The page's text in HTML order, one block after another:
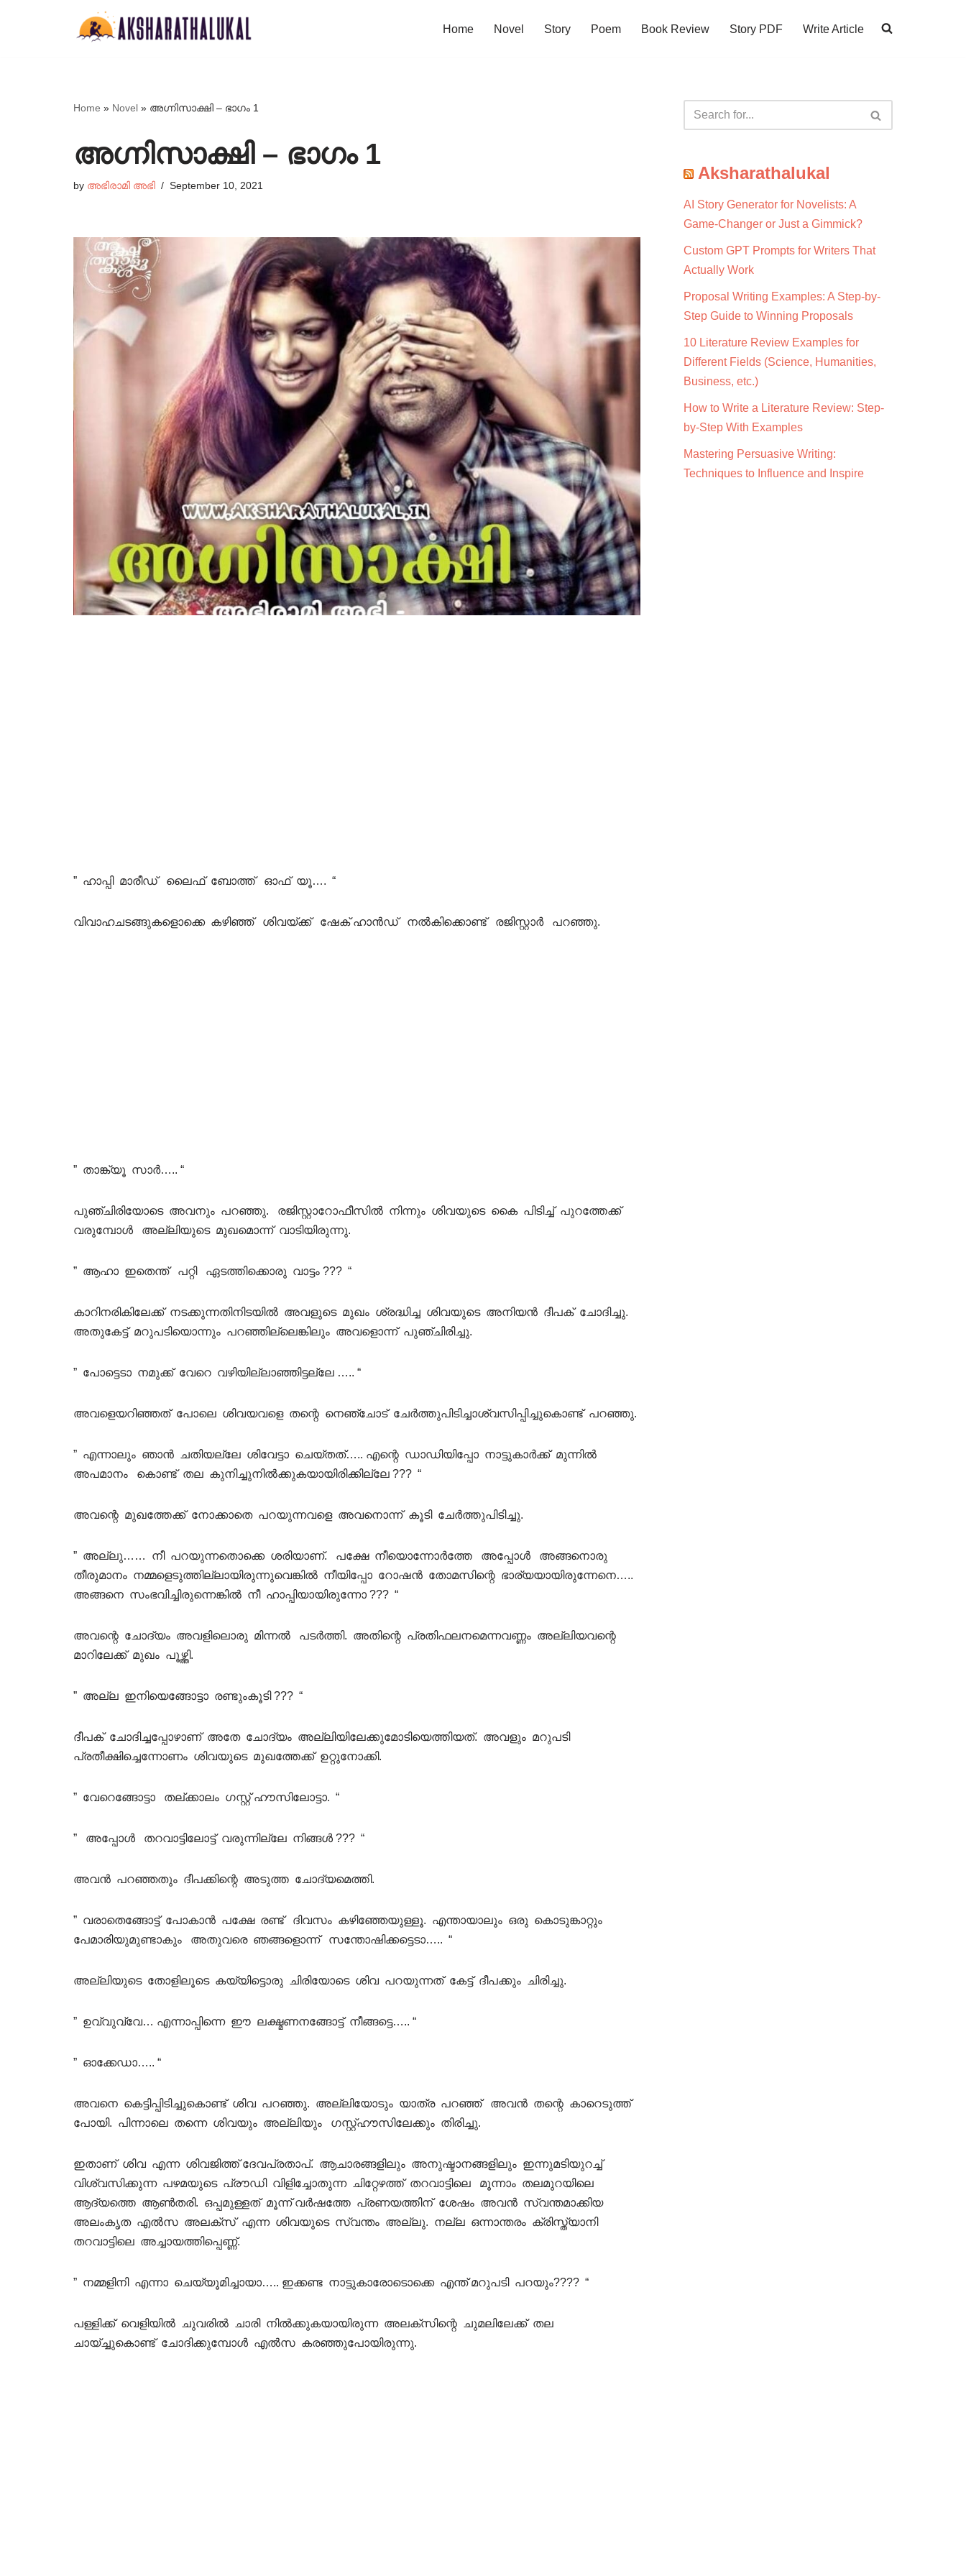
Home Novel Story Poem Book Review Story PDF Write Article
Home » Novel » അഗ്നിസാക്ഷി – ഭാഗം 1
അഗ്നിസാക്ഷി – ഭാഗം 1
by അഭിരാമി അഭി September 10, 2021
” ഹാപ്പി മാരീഡ് ലൈഫ് ബോത്ത്‌ ഓഫ് യൂ…. “
വിവാഹചടങ്ങുകളൊക്കെ കഴിഞ്ഞ് ശിവയ്ക്ക് ഷേക് ഹാൻഡ് നൽകിക്കൊണ്ട് രജിസ്റ്റാർ പറഞ്ഞു.
” താങ്ക്യൂ സാർ….. “
പുഞ്ചിരിയോടെ അവനും പറഞ്ഞു. രജിസ്റ്റാറോഫീസിൽ നിന്നും ശിവയുടെ കൈ പിടിച്ച് പുറത്തേക്ക്
വരുമ്പോൾ അല്ലിയുടെ മുഖമൊന്ന് വാടിയിരുന്നു.
” ആഹാ ഇതെന്ത് പറ്റി ഏടത്തിക്കൊരു വാട്ടം ??? “
കാറിനരികിലേക്ക് നടക്കുന്നതിനിടയിൽ അവളുടെ മുഖം ശ്രദ്ധിച്ച ശിവയുടെ അനിയൻ ദീപക് ചോദിച്ചു.
അതുകേട്ട് മറുപടിയൊന്നും പറഞ്ഞില്ലെങ്കിലും അവളൊന്ന് പുഞ്ചിരിച്ചു.
” പോട്ടെടാ നമുക്ക് വേറെ വഴിയില്ലാഞ്ഞിട്ടല്ലേ ….. “
അവളെയറിഞ്ഞത് പോലെ ശിവയവളെ തന്റെ നെഞ്ചോട് ചേർത്തുപിടിച്ചാശ്വസിപ്പിച്ചുകൊണ്ട് പറഞ്ഞു.
” എന്നാലും ഞാൻ ചതിയല്ലേ ശിവേട്ടാ ചെയ്തത്….. എന്റെ ഡാഡിയിപ്പോ നാട്ടുകാർക്ക് മുന്നിൽ
അപമാനം കൊണ്ട് തല കുനിച്ചുനിൽക്കുകയായിരിക്കില്ലേ ??? “
അവന്റെ മുഖത്തേക്ക് നോക്കാതെ പറയുന്നവളെ അവനൊന്ന് കൂടി ചേർത്തുപിടിച്ചു.
” അല്ലു…… നീ പറയുന്നതൊക്കെ ശരിയാണ്. പക്ഷേ നീയൊന്നോർത്തേ അപ്പോൾ അങ്ങനൊരു
തീരുമാനം നമ്മളെടുത്തില്ലായിരുന്നുവെങ്കിൽ നീയിപ്പോ റോഷൻ തോമസിന്റെ ഭാര്യയായിരുന്നേനെ…..
അങ്ങനെ സംഭവിച്ചിരുന്നെങ്കിൽ നീ ഹാപ്പിയായിരുന്നോ ??? “
അവന്റെ ചോദ്യം അവളിലൊരു മിന്നൽ പടർത്തി. അതിന്റെ പ്രതിഫലനമെന്നവണ്ണം അല്ലിയവന്റെ
മാറിലേക്ക് മുഖം പൂഴ്ത്തി.
” അല്ല ഇനിയെങ്ങോട്ടാ രണ്ടുംകൂടി ??? “
ദീപക് ചോദിച്ചപ്പോഴാണ് അതേ ചോദ്യം അല്ലിയിലേക്കുമോടിയെത്തിയത്. അവളും മറുപടി
പ്രതീക്ഷിച്ചെന്നോണം ശിവയുടെ മുഖത്തേക്ക് ഉറ്റുനോക്കി.
” വേറെങ്ങോട്ടാ തല്ക്കാലം ഗസ്റ്റ്‌ ഹൗസിലോട്ടാ. “
” അപ്പോൾ തറവാട്ടിലോട്ട് വരുന്നില്ലേ നിങ്ങൾ ??? “
അവൻ പറഞ്ഞതും ദീപക്കിന്റെ അടുത്ത ചോദ്യമെത്തി.
” വരാതെങ്ങോട്ട് പോകാൻ പക്ഷേ രണ്ട് ദിവസം കഴിഞ്ഞേയുള്ളൂ. എന്തായാലും ഒരു കൊടുങ്കാറ്റും
പേമാരിയുമുണ്ടാകും അതുവരെ ഞങ്ങളൊന്ന് സന്തോഷിക്കട്ടെടാ….. “
അല്ലിയുടെ തോളിലൂടെ കയ്യിട്ടൊരു ചിരിയോടെ ശിവ പറയുന്നത് കേട്ട് ദീപക്കും ചിരിച്ചു.
” ഉവ്വുവ്വേ… എന്നാപ്പിന്നെ ഈ ലക്ഷ്മണനങ്ങോട്ട് നീങ്ങട്ടെ….. “
” ഓക്കേഡാ….. “
അവനെ കെട്ടിപ്പിടിച്ചുകൊണ്ട് ശിവ പറഞ്ഞു. അല്ലിയോടും യാത്ര പറഞ്ഞ് അവൻ തന്റെ കാറെടുത്ത്
പോയി. പിന്നാലെ തന്നെ ശിവയും അല്ലിയും ഗസ്റ്റ്‌ഹൗസിലേക്കും തിരിച്ചു.
ഇതാണ് ശിവ എന്ന ശിവജിത്ത് ദേവപ്രതാപ്. ആചാരങ്ങളിലും അനുഷ്ടാനങ്ങളിലും ഇന്നുമടിയുറച്ച്
വിശ്വസിക്കുന്ന പഴമയുടെ പ്രൗഡി വിളിച്ചോതുന്ന ചിറ്റേഴത്ത് തറവാട്ടിലെ മൂന്നാം തലമുറയിലെ
ആദ്യത്തെ ആൺതരി. ഒപ്പമുള്ളത് മൂന്ന് വർഷത്തേ പ്രണയത്തിന് ശേഷം അവൻ സ്വന്തമാക്കിയ
അലംകൃത എൽസ അലക്സ്‌ എന്ന ശിവയുടെ സ്വന്തം അല്ലു. നല്ല ഒന്നാന്തരം ക്രിസ്ത്യാനി
തറവാട്ടിലെ അച്ചായത്തിപ്പെണ്ണ്.
” നമ്മളിനി എന്നാ ചെയ്യൂമിച്ചായാ….. ഇക്കണ്ട നാട്ടുകാരോടൊക്കെ എന്ത്‌ മറുപടി പറയും???? “
പള്ളിക്ക് വെളിയിൽ ചുവരിൽ ചാരി നിൽക്കുകയായിരുന്ന അലക്സിന്റെ ചുമലിലേക്ക് തല
ചായ്ച്ചുകൊണ്ട് ചോദിക്കുമ്പോൾ എൽസ കരഞ്ഞുപോയിരുന്നു.
Aksharathalukal
AI Story Generator for Novelists: A
Game-Changer or Just a Gimmick?
Custom GPT Prompts for Writers That
Actually Work
Proposal Writing Examples: A Step-by-
Step Guide to Winning Proposals
10 Literature Review Examples for
Different Fields (Science, Humanities,
Business, etc.)
How to Write a Literature Review: Step-
by-Step With Examples
Mastering Persuasive Writing:
Techniques to Influence and Inspire